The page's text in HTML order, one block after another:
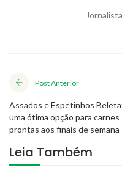
Post Anterior
Assados e Espetinhos
uma ótima opção para carnes
prontas aos finais de semana
Leia Também